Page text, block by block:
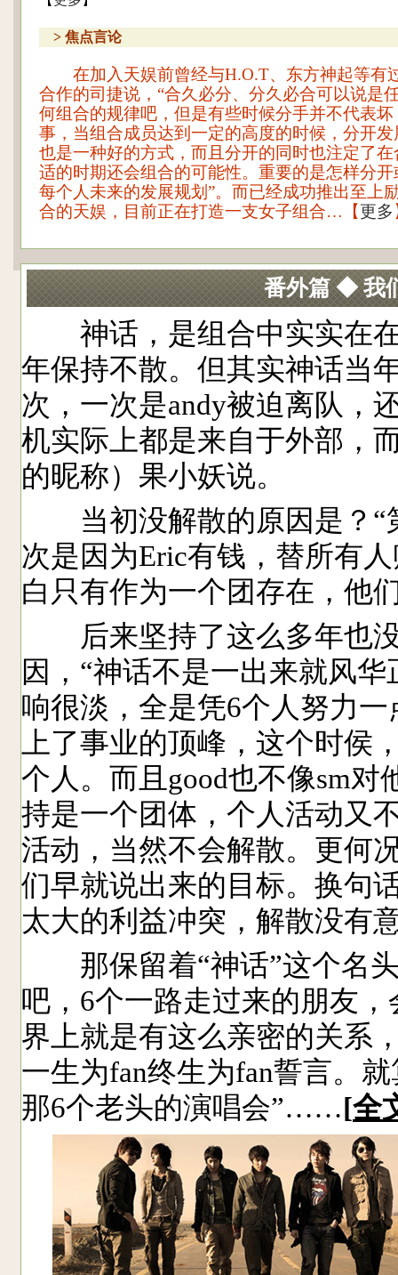
> 焦点言论
在加入天娱前曾经与H.O.T、东方神起等有
合作的司捷说，“合久必分、分久必合可以说是
何组合的规律吧，但是有些时候分手并不代表坏
事，当组合成员达到一定的高度的时候，分开发
也是一种好的方式，而且分开的同时也注定了在
适的时期还会组合的可能性。重要的是怎样分开
每个人未来的发展规划”。而已经成功推出至上
合的天娱，目前正在打造一支女子组合…【 更多
番外篇 ◆ 我
神话，是组合中实实在在
年保持不散。但其实神话当
次，一次是andy被迫离队，
机实际上都是来自于外部，
的昵称）果小妖说。
当初没解散的原因是？“
次是因为Eric有钱，替所有
白只有作为一个团存在，他
后来坚持了这么多年也没
因，“神话不是一出来就风
响很淡，全是凭6个人努力
上了事业的顶峰，这个时侯
个人。而且good也不像sm
持是一个团体，个人活动又
活动，当然不会解散。更何
们早就说出来的目标。换句
太大的利益冲突，解散没有
那保留着“神话”这个名头
吧，6个一路走过来的朋友
界上就是有这么亲密的关系
一生为fan终生为fan誓言。
那6个老头的演唱会”……[全